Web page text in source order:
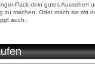
Pack dein gutes Aussehen
zu machen. Oder mach sie mit
auch.